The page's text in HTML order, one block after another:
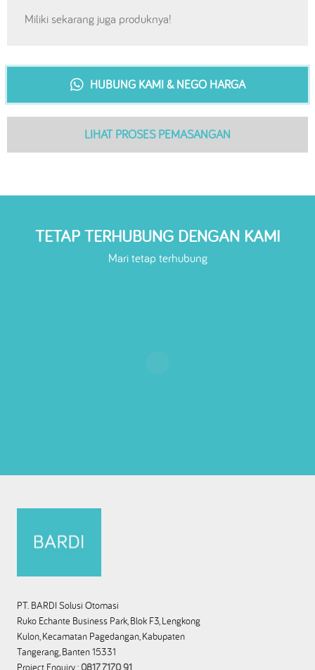
Miliki sekarang juga produknya!
HUBUNG KAMI & NEGO HARGA
LIHAT PROSES PEMASANGAN
TETAP TERHUBUNG DENGAN KAMI
Mari tetap terhubung
PT. BARDI Solusi Otomasi
Ruko Echante Business Park, Blok F3, Lengkong
Kulon, Kecamatan Pagedangan, Kabupaten
Tangerang, Banten 15331
Project Enquiry :0817 7170 91